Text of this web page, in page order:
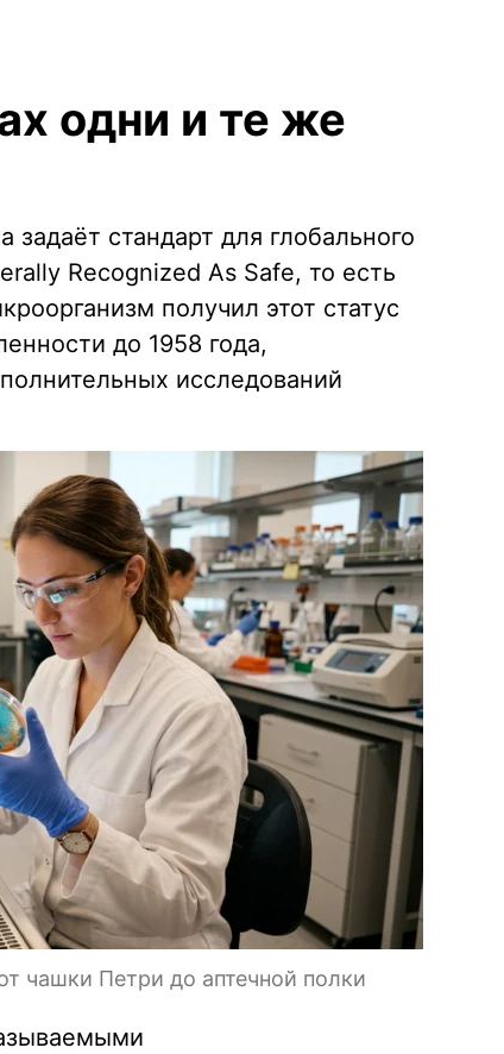
одни и те же
стандарт для глобального
Recognized As Safe, то есть
получил этот статус
до 1958 года,
исследований
чашки Петри до аптечной полки